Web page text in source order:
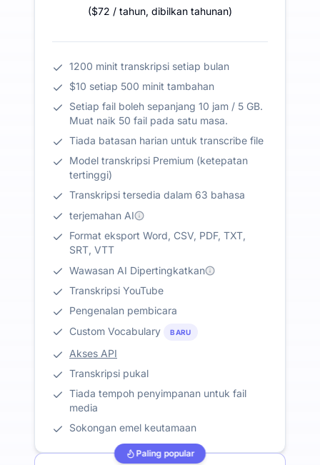
($72 / tahun, dibilkan tahunan)
1200 minit transkripsi setiap bulan
$10 setiap 500 minit tambahan
Setiap fail boleh sepanjang 10 jam / 5 GB.
Muat naik 50 fail pada satu masa.
Tiada batasan harian untuk transcribe file
Model transkripsi Premium (ketepatan
tertinggi)
Transkripsi tersedia dalam 63 bahasa
terjemahan AI
Format eksport Word, CSV, PDF, TXT,
SRT, VTT
Wawasan AI Dipertingkatkan
Transkripsi YouTube
Pengenalan pembicara
Custom Vocabulary
BARU
Akses API
Transkripsi pukal
Tiada tempoh penyimpanan untuk fail
media
Sokongan emel keutamaan
Paling popular